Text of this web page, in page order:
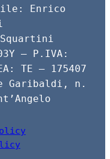
Enrico
– P.IVA:
TE – 175407
Garibaldi, n.